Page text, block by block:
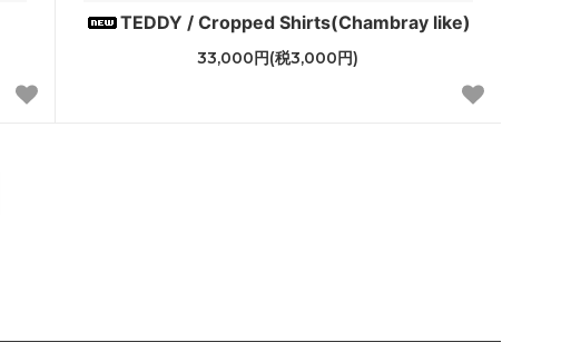
TEDDY / Cropped Shirts(Chambray like)
33,000円(税3,000円)